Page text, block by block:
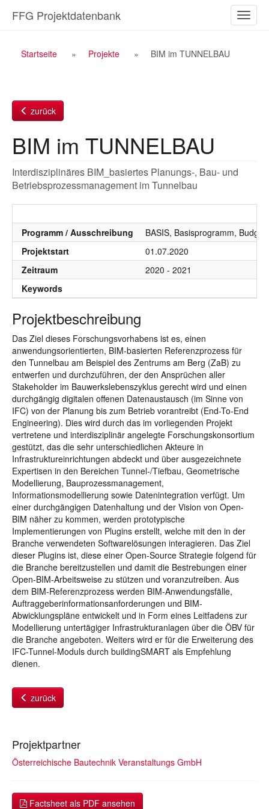
Inhalt
ein-/
FFG Projektdatenbank
Breadcrumb
Startseite Projekte BIM im TUNNELBAU
zurück
BIM im TUNNELBAU
Interdisziplinäres BIM_basiertes Planungs-, Bau- und
Betriebsprozessmanagement im Tunnelbau
Programm / Ausschreibung
BASIS, Basisprogramm,
Projektstart
01.07.2020
Zeitraum
2020 - 2021
Keywords
Projektbeschreibung
Das Ziel dieses Forschungsvorhabens ist es, einen
anwendungsorientierten, BIM-basierten Referenzprozess für
den Tunnelbau am Beispiel des Zentrums am Berg (ZaB) zu
entwerfen und durchzuführen, der den Ansprüchen aller
Stakeholder im Bauwerkslebenszyklus gerecht wird und einen
durchgängig digitalen offenen Datenaustausch (im Sinne von
IFC) von der Planung bis zum Betrieb vorantreibt (End-To-End
Engineering). Dies wird durch das im vorliegenden Projekt
vertretene und interdisziplinär angelegte Forschungskonsortium
gestützt, das die sehr unterschiedlichen Akteure in
Infrastruktureinrichtungen abdeckt und über ausgezeichnete
Expertisen in den Bereichen Tunnel-/Tiefbau, Geometrische
Modellierung, Bauprozessmanagement,
Informationsmodellierung sowie Datenintegration verfügt. Um
einer durchgängigen Datenhaltung und der Vision von Open-
BIM näher zu kommen, werden prototypische
Implementierungen von Plugins erstellt, welche mit den in der
Branche verwendeten Softwarelösungen interagieren. Das Ziel
dieser Plugins ist, diese einer Open-Source Strategie folgend für
die Branche bereitzustellen und damit die Bestrebungen einer
Open-BIM-Arbeitsweise zu stützen und voranzutreiben. Aus
dem BIM-Referenzprozess werden BIM-Anwendungsfälle,
Auftraggeberinformationsanforderungen und BIM-
Abwicklungspläne entwickelt und in Form eines Leitfadens zur
Modellierung untertägiger Infrastrukturanlagen über die ÖBV für
die Branche angeboten. Weiters wird er für die Erweiterung des
IFC-Tunnel-Moduls durch buildingSMART als Empfehlung
dienen.
zurück
Projektpartner
Österreichische Bautechnik Veranstaltungs GmbH
Factsheet als PDF ansehen